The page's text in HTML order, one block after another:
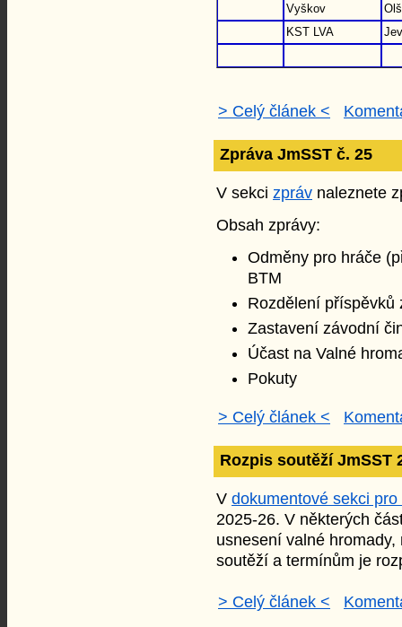
Vyškov
KST LVA
> Celý článek <
Zpráva JmSST č. 25
V sekci zpráv naleznete
Obsah zprávy:
Odměny pro hráče
BTM
Rozdělení příspěvků
Zastavení závodní
Účast na Valné
Pokuty
> Celý článek <
Rozpis soutěží JmSST
V dokumentové sekci
2025-26. V některých
usnesení valné
soutěží a termínům je
> Celý článek <